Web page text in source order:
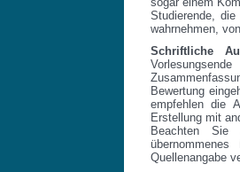
Studierende,
wahrnehmen,
Schriftliche
Bewertung
empfehlen die
Erstellung mit
Beachten Sie
Quellenangabe